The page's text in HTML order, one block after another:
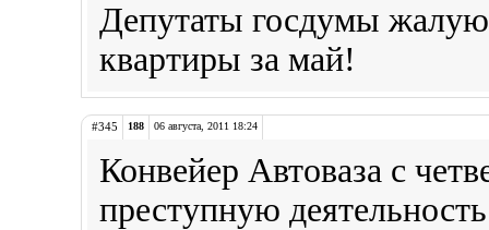
Депутаты госдумы
квартиры за май!
#345 188 06 августа, 2011 18:24
Конвейер Автоваза с
преступную